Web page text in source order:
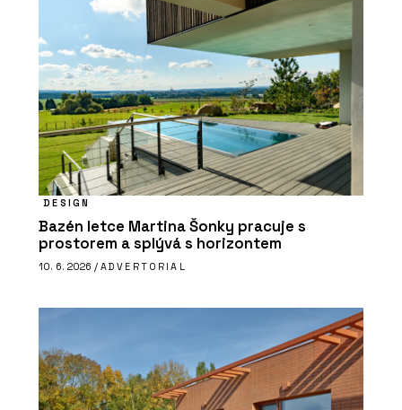
DESIGN
Bazén letce Martina Šonky pracuje s
prostorem a splývá s horizontem
10. 6. 2026 / ADVERTORIAL